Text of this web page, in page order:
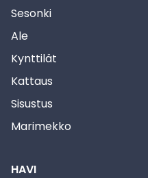
Sesonki
Ale
Kynttilät
Kattaus
Sisustus
Marimekko
HAVI